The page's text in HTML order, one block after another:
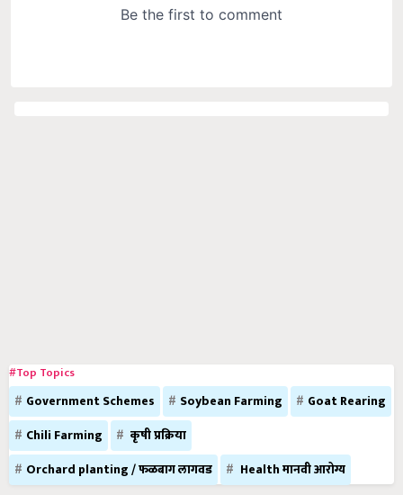
#Top Topics
Government Schemes Soybean Farming
Goat Rearing
Chili Farming
कृषी प्रक्रिया
Orchard planting / फळबाग लागवड
Health मानवी आरोग्य